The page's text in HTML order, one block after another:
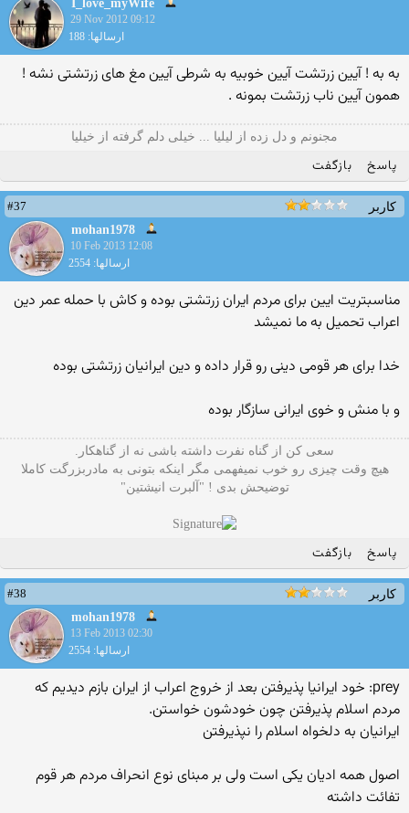
I_love_myWife
29 Nov 2012 09:12
ارسالها: 188
به به ! آیین زرتشت آیین خوبیه به شرطی آیین مغ های زرتشتی نشه !
همون آیین ناب زرتشت بمونه .
مجنونم و دل زده از لیلیا ... خیلی دلم گرفته از خیلیا
پاسخ بازگفت
کاربر
#37
mohan1978
10 Feb 2013 12:08
ارسالها: 2554
مناسبتریت ایین برای مردم ایران زرتشتی بوده و کاش با حمله عمر دین
اعراب تحمیل به ما نمیشد
خدا برای هر قومی دینی رو قرار داده و دین ایرانیان زرتشتی بوده
و با منش و خوی ایرانی سازگار بوده
سعی کن از گناه نفرت داشته باشی نه از گناهکار.
هیچ وقت چیزی رو خوب نمیفهمی مگر اینکه بتونی به مادربزرگت کاملا
توضیحش بدی ! "آلبرت انیشتین"
پاسخ بازگفت
کاربر
#38
mohan1978
13 Feb 2013 02:30
ارسالها: 2554
prey: خود ایرانیا پذیرفتن بعد از خروج اعراب از ایران بازم دیدیم که
مردم اسلام پذیرفتن چون خودشون خواستن.
ایرانیان به دلخواه اسلام را نپذیرفتن
اصول همه ادیان یکی است ولی بر مبنای نوع انحراف مردم هر قوم
تفائت داشته